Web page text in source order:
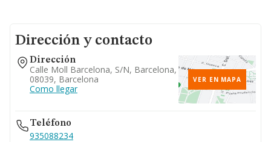
Dirección y contacto
Dirección
Calle Moll Barcelona, S/n, Barcelona,
08039, Barcelona
Como llegar
VER EN MAPA
Teléfono
935088234